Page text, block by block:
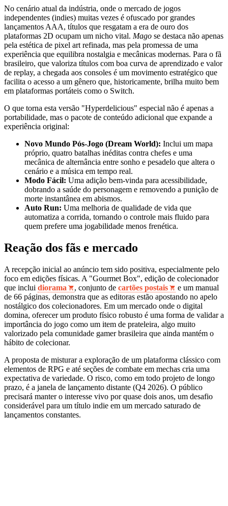
No cenário atual da indústria, onde o mercado de jogos
independentes (indies) muitas vezes é ofuscado por grandes
lançamentos AAA, títulos que resgatam a era de ouro dos
plataformas 2D ocupam um nicho vital. Mago se destaca não apenas
pela estética de pixel art refinada, mas pela promessa de uma
experiência que equilibra nostalgia e mecânicas modernas. Para o fã
brasileiro, que valoriza títulos com boa curva de aprendizado e valor
de replay, a chegada aos consoles é um movimento estratégico que
facilita o acesso a um gênero que, historicamente, brilha muito bem
em plataformas portáteis como o Switch.
O que torna esta versão "Hyperdelicious" especial não é apenas a
portabilidade, mas o pacote de conteúdo adicional que expande a
experiência original:
Novo Mundo Pós-Jogo (Dream World): Inclui um mapa
próprio, quatro batalhas inéditas contra chefes e uma
mecânica de alternância entre sonho e pesadelo que altera o
cenário e a música em tempo real.
Modo Fácil: Uma adição bem-vinda para acessibilidade,
dobrando a saúde do personagem e removendo a punição de
morte instantânea em abismos.
Auto Run: Uma melhoria de qualidade de vida que
automatiza a corrida, tornando o controle mais fluido para
quem prefere uma jogabilidade menos frenética.
Reação dos fãs e mercado
A recepção inicial ao anúncio tem sido positiva, especialmente pelo
foco em edições físicas. A "Gourmet Box", edição de colecionador
que inclui diorama , conjunto de cartões postais
e um manual
de 66 páginas, demonstra que as editoras estão apostando no apelo
nostálgico dos colecionadores. Em um mercado onde o digital
domina, oferecer um produto físico robusto é uma forma de validar a
importância do jogo como um item de prateleira, algo muito
valorizado pela comunidade gamer brasileira que ainda mantém o
hábito de colecionar.
A proposta de misturar a exploração de um plataforma clássico com
elementos de RPG e até seções de combate em mechas cria uma
expectativa de variedade. O risco, como em todo projeto de longo
prazo, é a janela de lançamento distante (Q4 2026). O público
precisará manter o interesse vivo por quase dois anos, um desafio
considerável para um título indie em um mercado saturado de
lançamentos constantes.